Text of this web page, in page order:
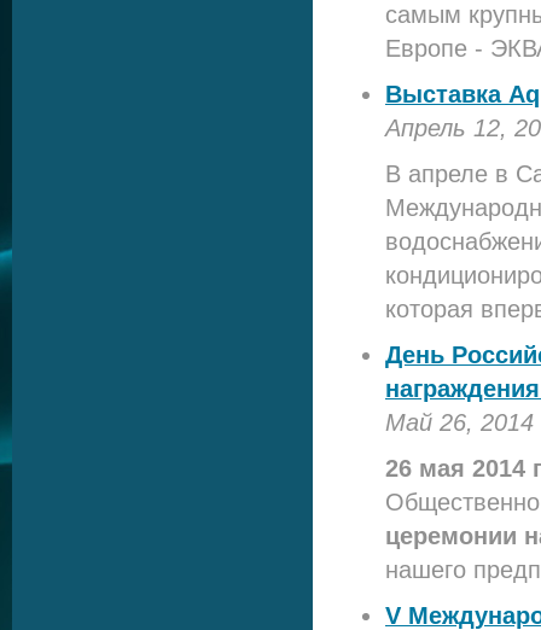
самым
Европе -
Выставка
Апрель 12,
В апреле в
которая
День
Май 26, 2014
26 мая 2014
церемонии
нашего
V